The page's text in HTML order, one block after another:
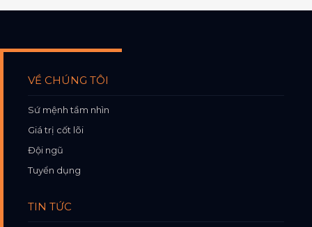
VỀ CHÚNG TÔI
Sứ mệnh tầm nhìn
Giá trị cốt lõi
Đội ngũ
Tuyển dụng
TIN TỨC